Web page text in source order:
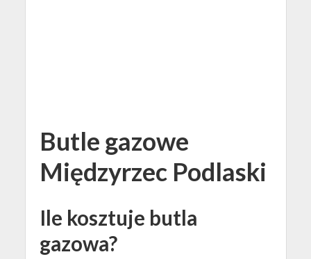
Butle gazowe
Międzyrzec Podlaski
Ile kosztuje butla
gazowa?